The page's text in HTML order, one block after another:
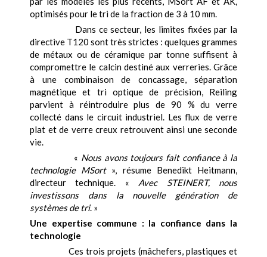
optimisés pour le tri de la fraction de 3 à 10 mm.
Dans ce secteur, les limites fixées par la
directive T120 sont très strictes : quelques grammes
de métaux ou de céramique par tonne suffisent à
compromettre le calcin destiné aux verreries. Grâce
à une combinaison de concassage, séparation
magnétique et tri optique de précision, Reiling
parvient à réintroduire plus de 90 % du verre
collecté dans le circuit industriel. Les flux de verre
plat et de verre creux retrouvent ainsi une seconde
vie.
« Nous avons toujours fait confiance à la
technologie MSort », résume Benedikt Heitmann,
directeur technique. « Avec STEINERT, nous
investissons dans la nouvelle génération de
systèmes de tri. »
Une expertise commune : la confiance dans la
technologie
Ces trois projets (mâchefers, plastiques et